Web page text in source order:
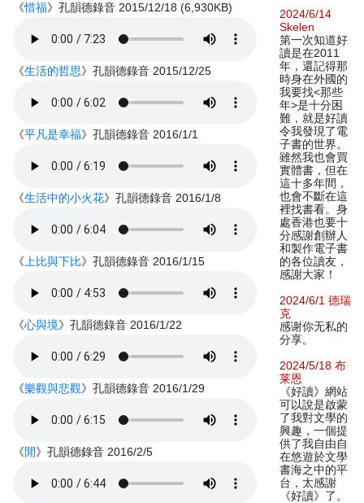
《惜福》孔韻德錄音 2015/12/18 (6,930KB)
《生活的哲思》孔韻德錄音 2015/12/25
《平凡是幸福》孔韻德錄音 2016/1/1
《生活中的小火花》孔韻德錄音 2016/1/8
《 上比與下比》孔韻德錄音 2016/1/15
《心與境》孔韻德錄音 2016/1/22
《樂觀與悲觀》孔韻德錄音 2016/1/29
《閒》孔韻德錄音 2016/2/5
2024/6/14
Skelen
第一次知道好
讀是在2011
年，還記得那
時身在外國的
我要找<那些
年>是十分困
難，就是好讀
令我發現了電
子書的世界。
雖然我也會買
實體書，但在
這十多年間，
也會不斷在這
裡找書看。身
處香港也要十
分感謝創辦人
和製作電子書
的各位讀友，
感謝大家！
2024/6/1 德瑞
克
感谢你无私的
分享。
2024/5/18 布
莱恩
《好讀》網站
可以說是啟蒙
了我對文學的
興趣，一個提
供了我自由自
在悠遊於文學
書海之中的平
台，太感謝
《好讀》了。